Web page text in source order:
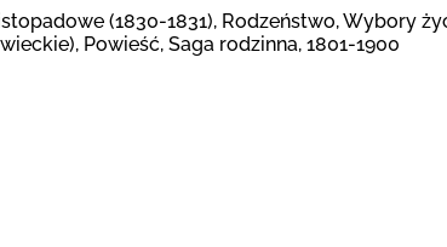
(1830-1831), Rodzeństwo, Wybory
Powieść, Saga rodzinna, 1801-1900